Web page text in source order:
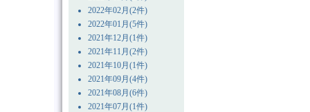
2022年02月(2件)
2022年01月(5件)
2021年12月(1件)
2021年11月(2件)
2021年10月(1件)
2021年09月(4件)
2021年08月(6件)
2021年07月(1件)